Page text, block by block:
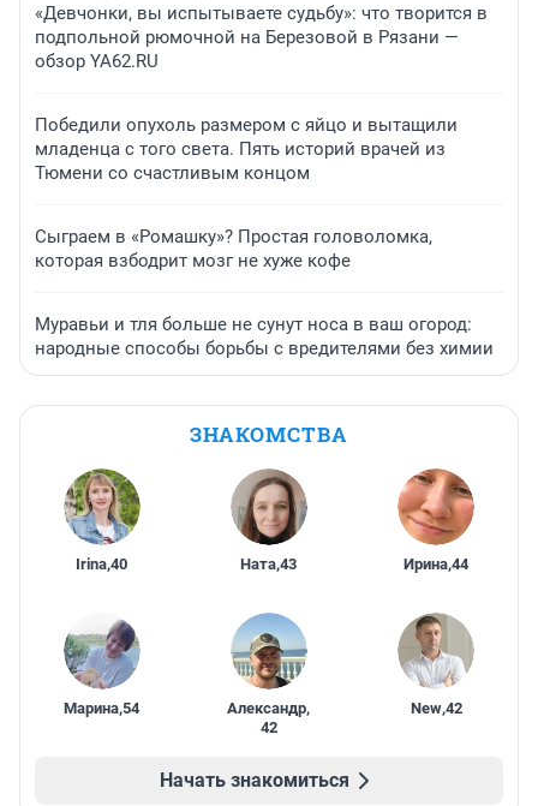
«Девчонки, вы испытываете судьбу»: что творится в
подпольной рюмочной на Березовой в Рязани —
обзор YA62.RU
Победили опухоль размером с яйцо и вытащили
младенца с того света. Пять историй врачей из
Тюмени со счастливым концом
Сыграем в «Ромашку»? Простая головоломка,
которая взбодрит мозг не хуже кофе
Муравьи и тля больше не сунут носа в ваш огород:
народные способы борьбы с вредителями без химии
ЗНАКОМСТВА
Irina,40 Ната,43 Ирина,44
Марина,54 Александр,
42
New,42
Начать знакомиться